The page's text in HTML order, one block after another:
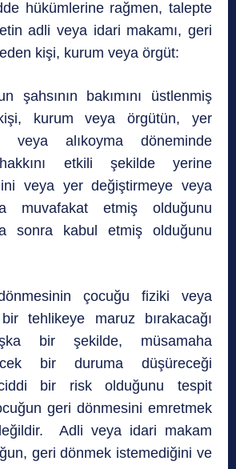
hükümlerine rağmen, talepte
adli veya idari makamı, geri
kişi, kurum veya örgüt:
şahsının bakımını üstlenmiş
kurum veya örgütün, yer
veya alıkoyma döneminde
etkili şekilde yerine
veya yer değiştirmeye veya
muvafakat etmiş olduğunu
sonra kabul etmiş olduğunu
çocuğu fiziki veya
tehlikeye maruz bırakacağı
bir şekilde, müsamaha
bir duruma düşüreceği
bir risk olduğunu tespit
geri dönmesini emretmek
Adli veya idari makam
geri dönmek istemediğini ve